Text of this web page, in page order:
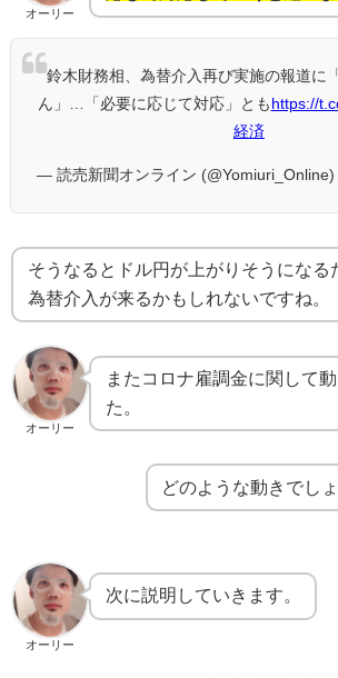
オーリー
鈴木財務相、為替介入再び実施の報道に
ん」…「必要に応じて対応」とも https://
経済
— 読売新聞オンライン (@Yomiuri_Online)
そうなるとドル円が上がりそうになる
為替介入が来るかもしれないですね。
オーリー
またコロナ雇調金に関して動
た。
どのような動きでし
オーリー
次に説明していきます。